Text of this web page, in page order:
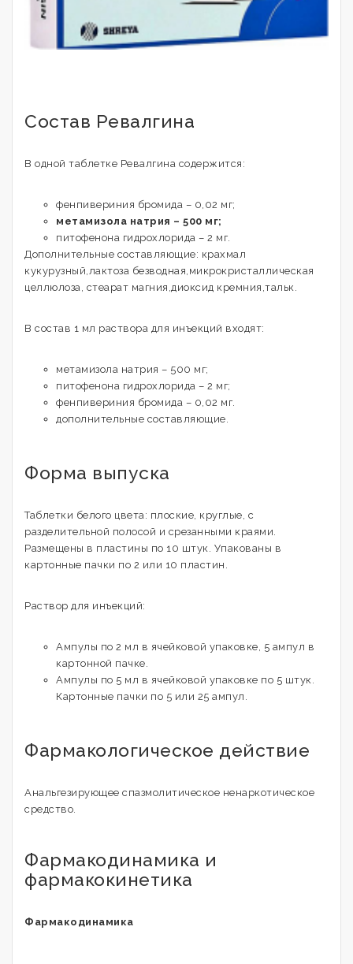
Состав Ревалгина
В одной таблетке Ревалгина содержится:
фенпивериния бромида – 0,02 мг;
метамизола натрия – 500 мг;
питофенона гидрохлорида – 2 мг.
Дополнительные составляющие: крахмал
кукурузный,лактоза безводная,микрокристаллическая
целлюлоза, стеарат магния,диоксид кремния,тальк.
В состав 1 мл раствора для инъекций входят:
метамизола натрия – 500 мг;
питофенона гидрохлорида – 2 мг;
фенпивериния бромида – 0,02 мг.
дополнительные составляющие.
Форма выпуска
Таблетки белого цвета: плоские, круглые, с
разделительной полосой и срезанными краями.
Размещены в пластины по 10 штук. Упакованы в
картонные пачки по 2 или 10 пластин.
Раствор для инъекций:
Ампулы по 2 мл в ячейковой упаковке, 5 ампул в
картонной пачке.
Ампулы по 5 мл в ячейковой упаковке по 5 штук.
Картонные пачки по 5 или 25 ампул.
Фармакологическое действие
Анальгезирующее спазмолитическое ненаркотическое
средство.
Фармакодинамика и
фармакокинетика
Фармакодинамика